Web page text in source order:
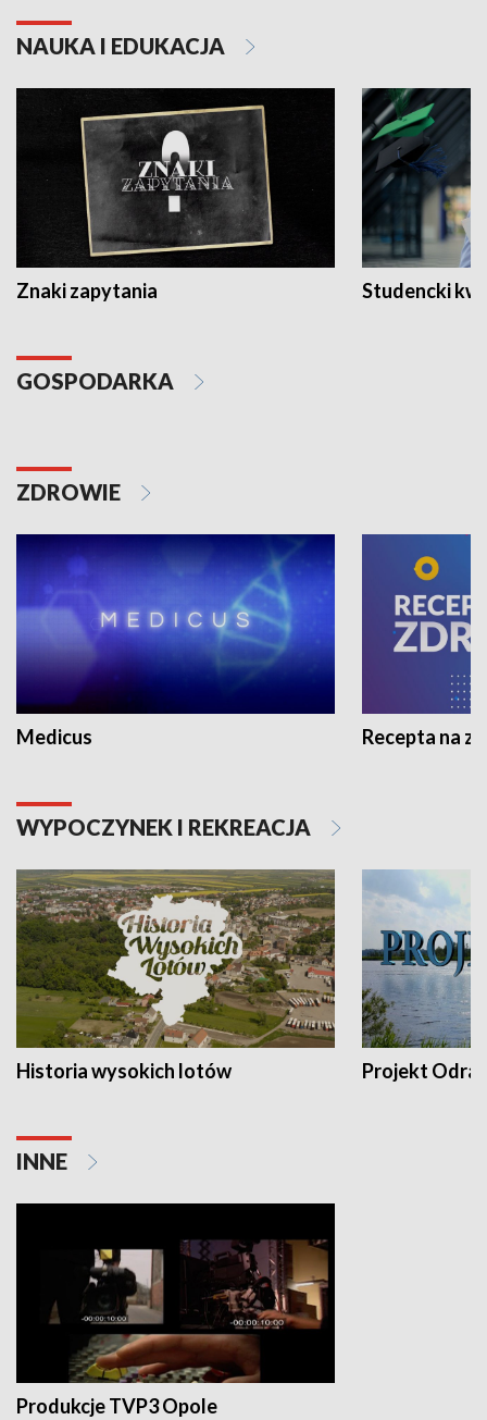
NAUKA I EDUKACJA
Znaki zapytania Studencki
GOSPODARKA
ZDROWIE
Medicus Recepta na
WYPOCZYNEK I REKREACJA
Historia wysokich lotów Projekt Odra
INNE
Produkcje TVP3 Opole